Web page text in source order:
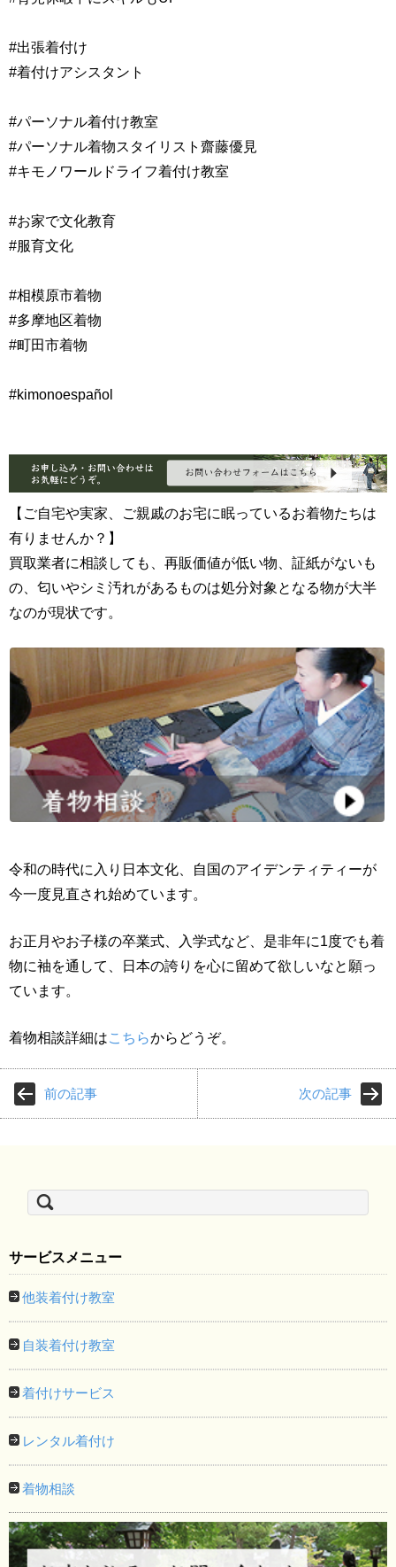
#出張着付け
#着付けアシスタント
#パーソナル着付け教室
#パーソナル着物スタイリスト齋藤優見
#キモノワールドライフ着付け教室
#お家で文化教育
#服育文化
#相模原市着物
#多摩地区着物
#町田市着物
#kimonoespañol
【ご自宅や実家、ご親戚のお宅に眠っているお着物たちは
有りませんか？】
買取業者に相談しても、再販価値が低い物、証紙がないも
の、匂いやシミ汚れがあるものは処分対象となる物が大半
なのが現状です。
令和の時代に入り日本文化、自国のアイデンティティーが
今一度見直され始めています。
お正月やお子様の卒業式、入学式など、是非年に1度でも着
物に袖を通して、日本の誇りを心に留めて欲しいなと願っ
ています。
着物相談詳細はこちらからどうぞ。
前の記事 次の記事
索:
サービスメニュー
他装着付け教室
自装着付け教室
着付けサービス
レンタル着付け
着物相談